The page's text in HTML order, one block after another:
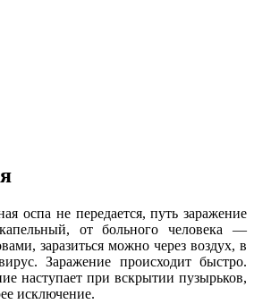
оспа не передается, путь заражение
от больного человека —
заразиться можно через воздух, в
Заражение происходит быстро.
наступает при вскрытии пузырьков,
исключение.